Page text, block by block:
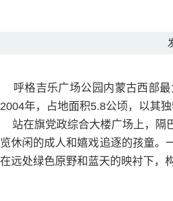
呼格吉乐广场公园内蒙古西部最
2004年，占地面积5.8公顷，以其
站在旗党政综合大楼广场上，隔
览休闲的成人和嬉戏追逐的孩童。
在远处绿色原野和蓝天的映衬下，